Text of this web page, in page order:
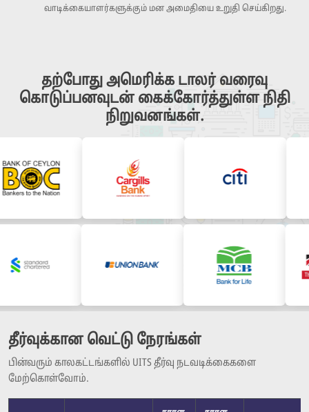
வாடிக்கையாளர்களுக்கும் மன அமைதியை உறுதி செய்கிறது.
தற்போது அமெரிக்க டாலர் வரைவு
கொடுப்பனவுடன் கைக்கோர்த்துள்ள நிதி
நிறுவனங்கள்.
தீர்வுக்கான வெட்டு நேரங்கள்
பின்வரும் காலகட்டங்களில் UITS தீர்வு நடவடிக்கைகளை
மேற்கொள்வோம்.